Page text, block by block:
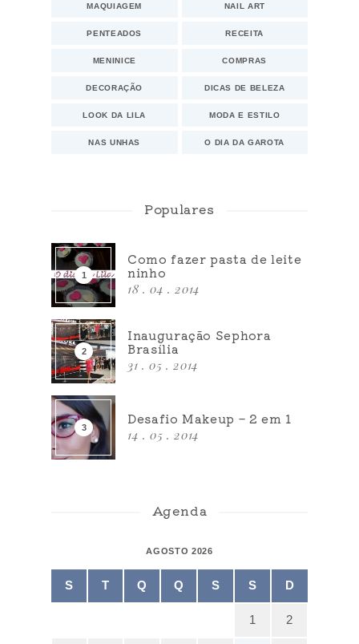
MAQUIAGEM NAIL ART
PENTEADOS RECEITA
MENINICE COMPRAS
DECORAÇÃO DICAS DE BELEZA
LOOK DA LILA MODA E ESTILO
NAS UNHAS O DIA DA GAROTA
Populares
Como fazer pasta de leite
ninho
18 . 04 . 2014
Inauguração Sephora
Brasília
31 . 05 . 2014
Desafio Makeup – 2 em 1
14 . 05 . 2014
Agenda
AGOSTO 2026
S T Q Q S S D
1 2